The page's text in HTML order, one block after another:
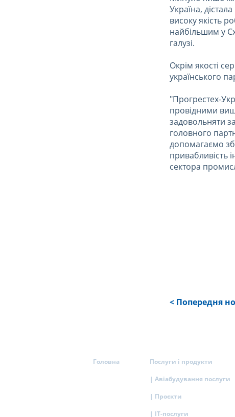
Україна,
високу якість
найбільшим у
галузі.
Окрім якості
українського
"Прогрестех-
провідними
задовольняти
головного
допомагаємо
привабливість
сектора
< Попередня
Головна Послуги і продукти
| Авіабудування послуги
| Проєкти
| IT-послуги